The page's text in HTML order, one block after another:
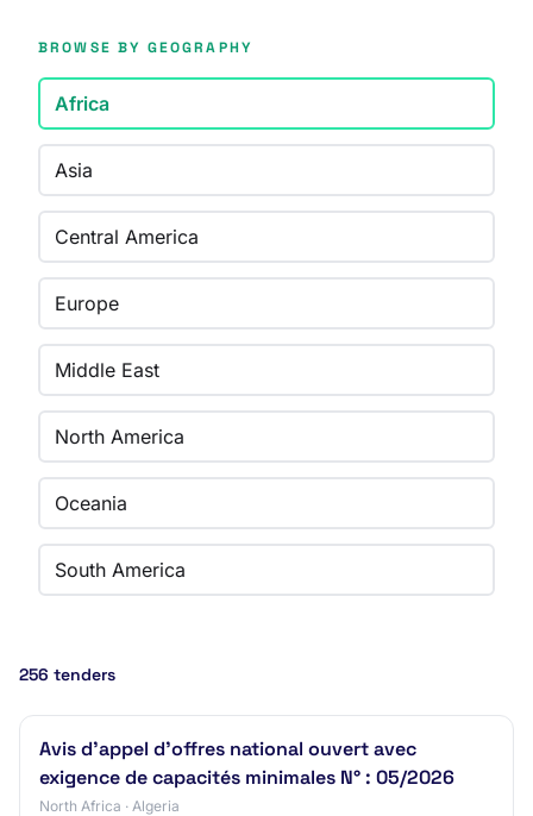
BROWSE BY GEOGRAPHY
Africa
Asia
Central America
Europe
Middle East
North America
Oceania
South America
256 tenders
Avis d’appel d’offres national ouvert avec
exigence de capacités minimales N° : 05/2026
North Africa · Algeria